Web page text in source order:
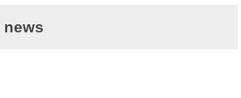
news